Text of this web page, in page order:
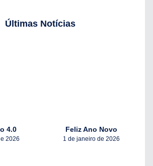
Últimas Notícias
4.0
2026
Feliz Ano Novo
1 de janeiro de 2026